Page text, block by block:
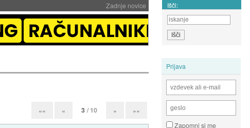
Zadnje novice Išči:
Prijava
Zapomni si me
«« « 3 / 10 » »»